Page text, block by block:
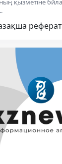
қызметіне